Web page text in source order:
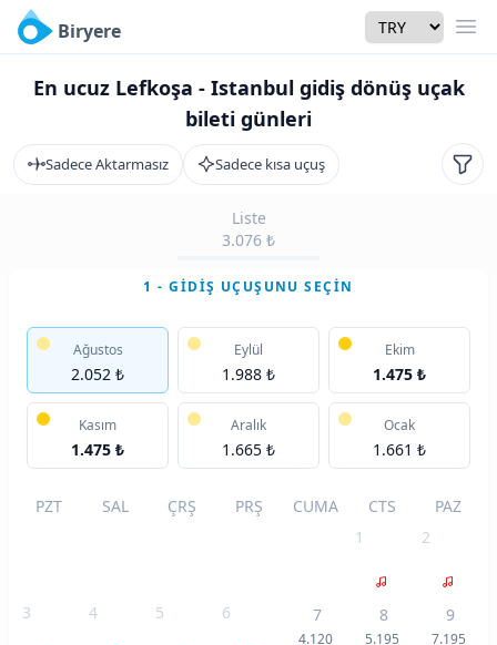
Biryere Currency
En ucuz Lefkoşa - Istanbul gidiş dönüş uçak
bileti günleri
Sadece Aktarmasız Sadece kısa uçuş
Liste
3.076 ₺
1 - GIDIŞ UÇUŞUNU SEÇIN
Ağustos
2.052 ₺
Eylül
1.988 ₺
Ekim
1.475 ₺
Kasım
1.475 ₺
Aralık
1.665 ₺
Ocak
1.661 ₺
PZT SAL ÇRŞ PRŞ CUMA CTS
PAZ
1
2
3 4 5 6 7
4.120
8
5.195
9
7.195